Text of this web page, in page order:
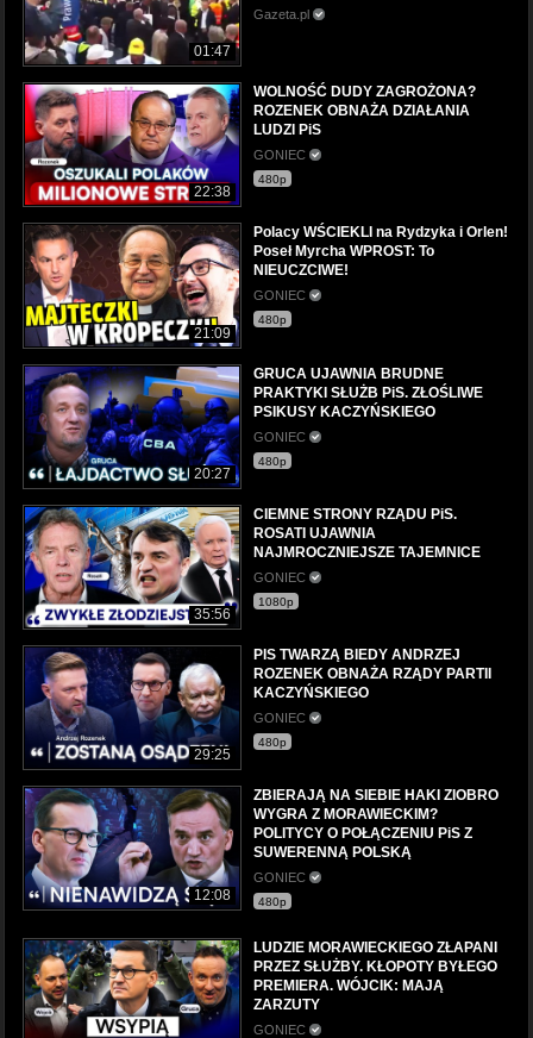
01:47
Gazeta.pl
22:38
WOLNOŚĆ DUDY ZAGROŻONA?
ROZENEK OBNAŻA DZIAŁANIA
LUDZI PiS
GONIEC
480p
21:09
Polacy WŚCIEKLI na Rydzyka i Orlen!
Poseł Myrcha WPROST: To
NIEUCZCIWE!
GONIEC
480p
20:27
GRUCA UJAWNIA BRUDNE
PRAKTYKI SŁUŻB PiS. ZŁOŚLIWE
PSIKUSY KACZYŃSKIEGO
GONIEC
480p
35:56
CIEMNE STRONY RZĄDU PiS.
ROSATI UJAWNIA
NAJMROCZNIEJSZE TAJEMNICE
GONIEC
1080p
29:25
PIS TWARZĄ BIEDY ANDRZEJ
ROZENEK OBNAŻA RZĄDY PARTII
KACZYŃSKIEGO
GONIEC
480p
12:08
ZBIERAJĄ NA SIEBIE HAKI ZIOBRO
WYGRA Z MORAWIECKIM?
POLITYCY O POŁĄCZENIU PiS Z
SUWERENNĄ POLSKĄ
GONIEC
480p
LUDZIE MORAWIECKIEGO ZŁAPANI
PRZEZ SŁUŻBY. KŁOPOTY BYŁEGO
PREMIERA. WÓJCIK: MAJĄ
ZARZUTY
GONIEC